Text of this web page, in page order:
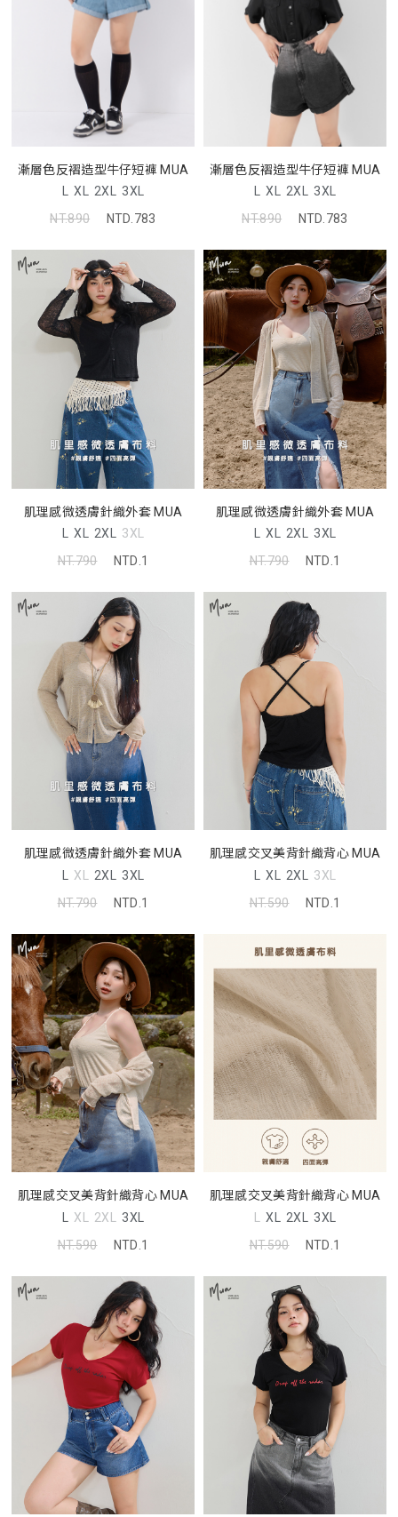
漸層色反褶造型牛仔短褲 MUA
L XL 2XL 3XL
NT.890
NTD.783
漸層色反褶造型牛仔短褲 MUA
L XL 2XL 3XL
NT.890
NTD.783
肌理感微透膚針織外套 MUA
L XL 2XL 3XL
NT.790
NTD.1
肌理感微透膚針織外套 MUA
L XL 2XL 3XL
NT.790
NTD.1
肌理感微透膚針織外套 MUA
L XL 2XL 3XL
NT.790
NTD.1
肌理感交叉美背針織背心 MUA
L XL 2XL 3XL
NT.590
NTD.1
肌理感交叉美背針織背心 MUA
L XL 2XL 3XL
NT.590
NTD.1
肌理感交叉美背針織背心 MUA
L XL 2XL 3XL
NT.590
NTD.1